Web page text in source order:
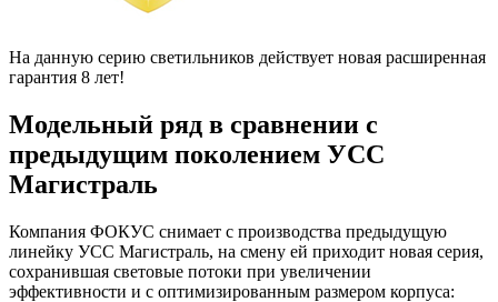
На данную серию светильников действует новая расширенная
гарантия 8 лет!
Модельный ряд в сравнении с
предыдущим поколением УСС
Магистраль
Компания ФОКУС снимает с производства предыдущую
линейку УСС Магистраль, на смену ей приходит новая серия,
сохранившая световые потоки при увеличении
эффективности и с оптимизированным размером корпуса: